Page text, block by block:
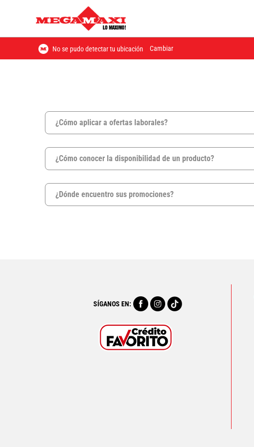
No se pudo detectar tu ubicación Cambiar
¿Cómo aplicar a ofertas laborales?
¿Cómo conocer la disponibilidad de un producto?
¿Dónde encuentro sus promociones?
SÍGANOS EN: